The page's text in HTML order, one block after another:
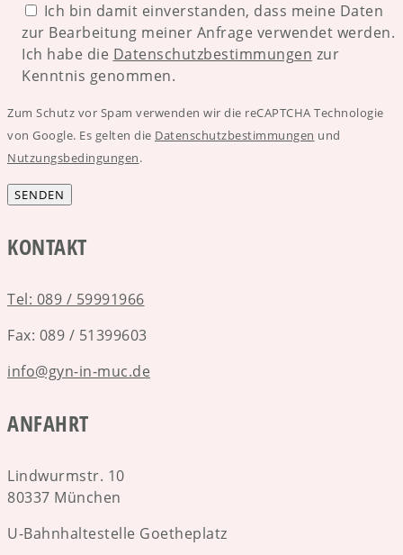
Ich bin damit einverstanden, dass meine Daten
zur Bearbeitung meiner Anfrage verwendet werden.
Ich habe die Datenschutzbestimmungen zur
Kenntnis genommen.
Zum Schutz vor Spam verwenden wir die reCAPTCHA Technologie
von Google. Es gelten die Datenschutzbestimmungen und
Nutzungsbedingungen.
KONTAKT
Tel: 089 / 59991966
Fax: 089 / 51399603
info@gyn-in-muc.de
ANFAHRT
Lindwurmstr. 10
80337 München
U-Bahnhaltestelle Goetheplatz